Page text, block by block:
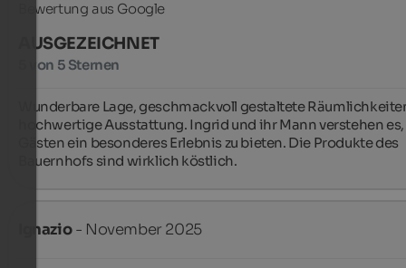
Bewertung aus Google
AUSGEZEICHNET
5 von 5 Sternen
Wunderbare Lage, geschmackvoll gestaltete
hochwertige Ausstattung. Ingrid und ihr Mann verstehen
Gästen ein besonderes Erlebnis zu bieten. Die Produkte des
Bauernhofs sind wirklich köstlich.
Ignazio- November 2025